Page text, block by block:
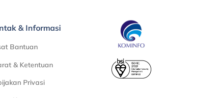
& Informasi
Bantuan
& Ketentuan
Privasi